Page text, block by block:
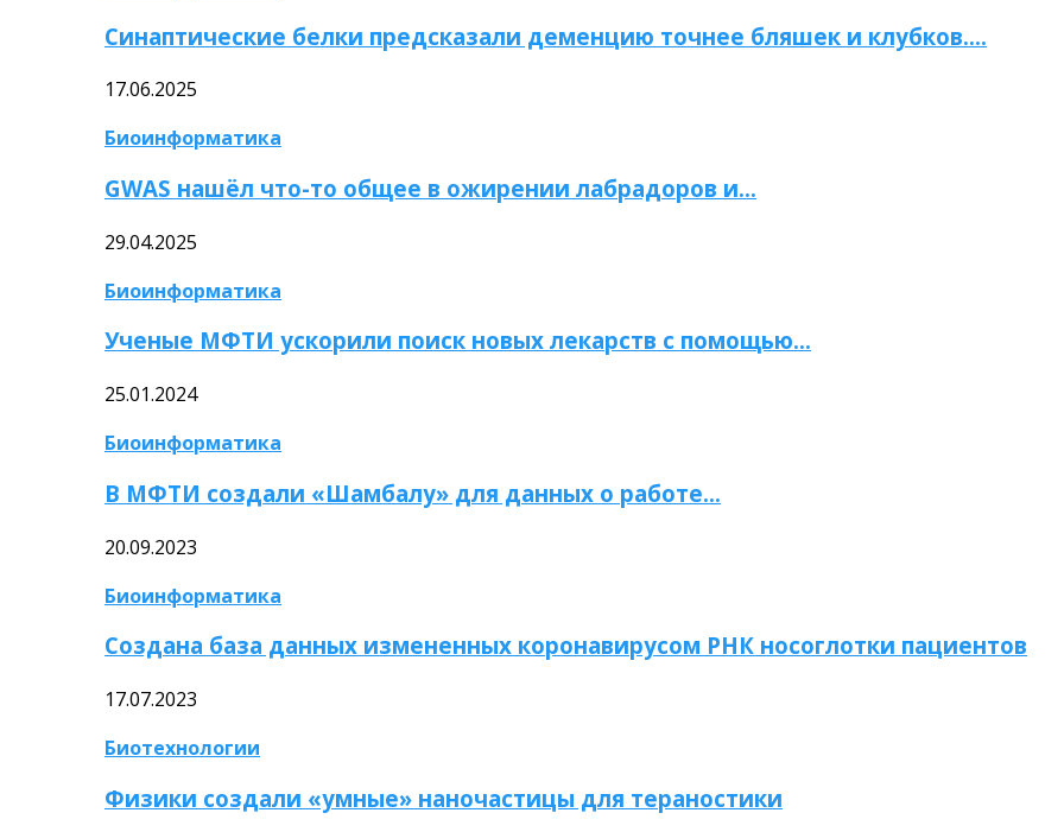
Синаптические белки предсказали деменцию точнее бляшек и клубков….
17.06.2025
Биоинформатика
GWAS нашёл что-то общее в ожирении лабрадоров и…
29.04.2025
Биоинформатика
Ученые МФТИ ускорили поиск новых лекарств с помощью…
25.01.2024
Биоинформатика
В МФТИ создали «Шамбалу» для данных о работе…
20.09.2023
Биоинформатика
Создана база данных измененных коронавирусом РНК носоглотки пациентов
17.07.2023
Биотехнологии
Физики создали «умные» наночастицы для тераностики